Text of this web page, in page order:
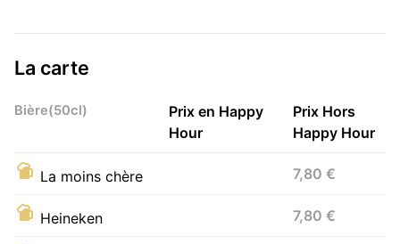
La carte
Bière(50cl)
Prix en Happy
Hour
Prix Hors
Happy Hour
La moins chère 7,80 €
Heineken 7,80 €